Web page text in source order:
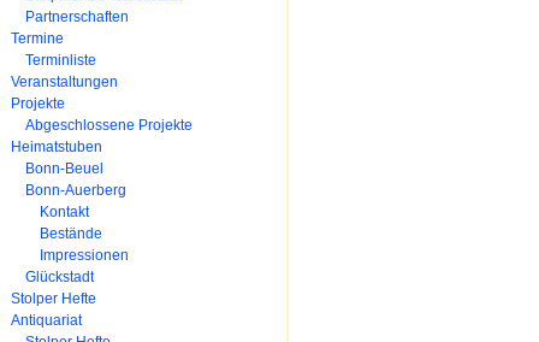
Partnerschaften
Termine
Terminliste
Veranstaltungen
Projekte
Abgeschlossene Projekte
Heimatstuben
Bonn-Beuel
Bonn-Auerberg
Kontakt
Bestände
Impressionen
Glückstadt
Stolper Hefte
Antiquariat